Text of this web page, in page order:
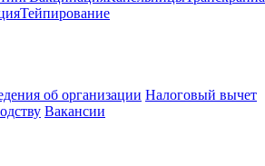
Тейпирование
об организации Налоговый вычет
Вакансии